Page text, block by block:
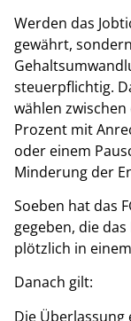
Werden das
gewährt,
steuerpflichtig.
wählen
Prozent mit
oder einem
Minderung der
Soeben hat das
gegeben, die
plötzlich in
Danach gilt:
Die Überlassung